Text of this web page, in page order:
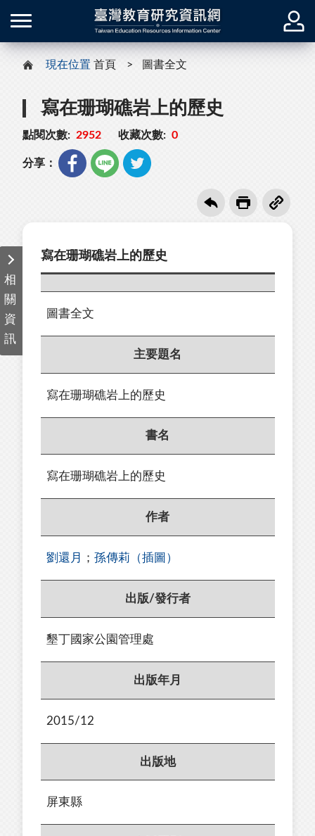
現在位置 首頁 圖書全文
寫在珊瑚礁岩上的歷史
點閱次數: 2952 收藏次數: 0
分享：
相
關
資
訊
寫在珊瑚礁岩上的歷史
圖書全文
主要題名
寫在珊瑚礁岩上的歷史
書名
寫在珊瑚礁岩上的歷史
作者
劉還月 ； 孫傳莉（插圖）
出版/發行者
墾丁國家公園管理處
出版年月
2015/12
出版地
屏東縣